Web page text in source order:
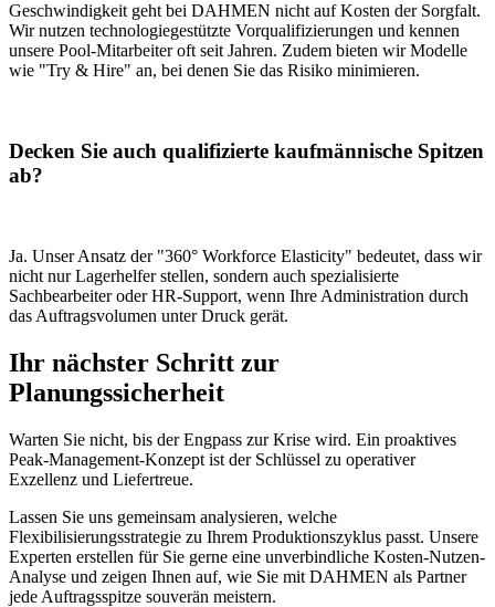
Geschwindigkeit geht bei DAHMEN nicht auf Kosten der Sorgfalt.
Wir nutzen technologiegestützte Vorqualifizierungen und kennen
unsere Pool-Mitarbeiter oft seit Jahren. Zudem bieten wir Modelle
wie "Try & Hire" an, bei denen Sie das Risiko minimieren.
Decken Sie auch qualifizierte kaufmännische Spitzen
ab?
Ja. Unser Ansatz der "360° Workforce Elasticity" bedeutet, dass wir
nicht nur Lagerhelfer stellen, sondern auch spezialisierte
Sachbearbeiter oder HR-Support, wenn Ihre Administration durch
das Auftragsvolumen unter Druck gerät.
Ihr nächster Schritt zur
Planungssicherheit
Warten Sie nicht, bis der Engpass zur Krise wird. Ein proaktives
Peak-Management-Konzept ist der Schlüssel zu operativer
Exzellenz und Liefertreue.
Lassen Sie uns gemeinsam analysieren, welche
Flexibilisierungsstrategie zu Ihrem Produktionszyklus passt. Unsere
Experten erstellen für Sie gerne eine unverbindliche Kosten-Nutzen-
Analyse und zeigen Ihnen auf, wie Sie mit DAHMEN als Partner
jede Auftragsspitze souverän meistern.